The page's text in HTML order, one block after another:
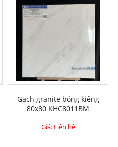
Gạch granite bóng kiếng
80x80 KHC8011BM
Giá: Liên hệ